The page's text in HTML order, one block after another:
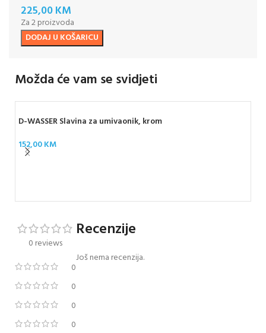
225,00KM
Za 2 proizvoda
DODAJ U KOŠARICU
Možda će vam se svidjeti
D-WASSER Slavina za umivaonik, krom
152,00KM
0 reviews
0
0
0
0
Recenzije
Još nema recenzija.